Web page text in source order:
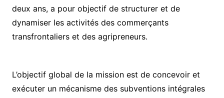
deux ans, a pour objectif de structurer et de
dynamiser les activités des commerçants
transfrontaliers et des agripreneurs.
L’objectif global de la mission est de concevoir et
exécuter un mécanisme des subventions intégrales